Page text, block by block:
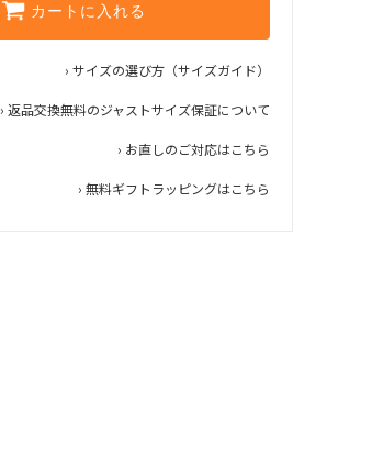
カートに入れる
› サイズの選び方（サイズガイド）
› 返品交換無料のジャストサイズ保証について
› お直しのご対応はこちら
› 無料ギフトラッピングはこちら